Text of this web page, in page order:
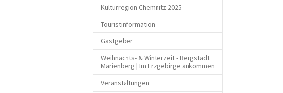
Kulturregion Chemnitz 2025
Touristinformation
Gastgeber
Weihnachts- & Winterzeit - Bergstadt
Marienberg | Im Erzgebirge ankommen
Veranstaltungen